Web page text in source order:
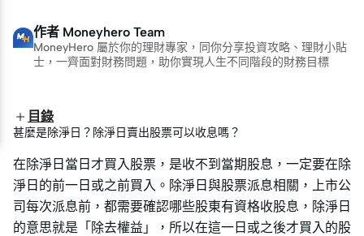
作者 Moneyhero Team
MoneyHero 屬於你的理財專家，同你分享投資攻略、理財小貼
士，一齊面對財務問題，助你實現人生不同階段的財務目標
目錄
甚麼是除淨日？除淨日賣出股票可以收息嗎？
在除淨日當日才買入股票，是收不到當期股息，一定要在除
淨日的前一日或之前買入。除淨日與股票派息相關，上市公
司每次派息前，都需要確認哪些股東有資格收股息，除淨日
的意思就是「除去權益」，所以在這一日或之後才買入的股